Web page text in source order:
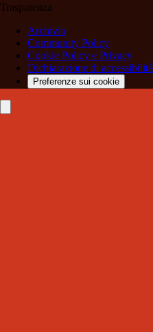
Trasparenza
Archivio
Community Policy
Cookie Policy e Privacy
Dichiarazione di accessibilità
Preferenze sui cookie